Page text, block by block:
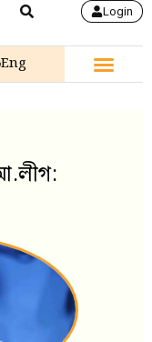
Login
Eng